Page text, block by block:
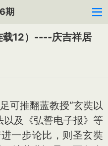
期
载12）----庆吉祥居
推翻蓝教授“玄奘以
以及《弘誓电子报》等
一步论比，则圣玄奘